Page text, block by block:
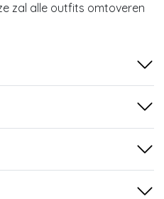
zal alle outfits omtoveren